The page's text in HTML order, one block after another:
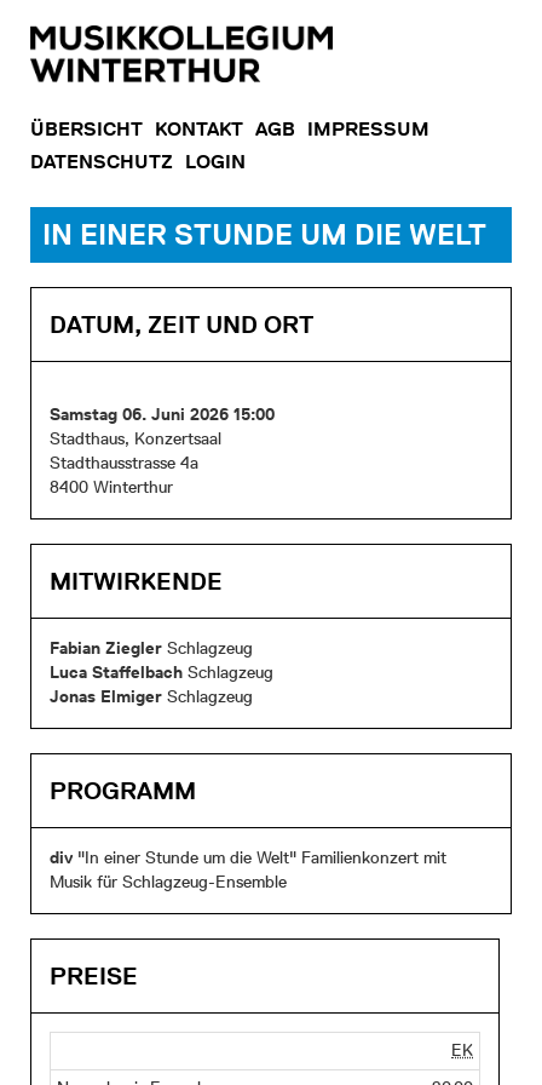
ÜBERSICHT KONTAKT AGB
IMPRESSUM
DATENSCHUTZ LOGIN
IN EINER STUNDE UM DIE WELT
DATUM, ZEIT UND ORT
Samstag 06. Juni 2026 15:00
Stadthaus, Konzertsaal
Stadthausstrasse 4a
8400 Winterthur
PROGRAMM
div "In einer Stunde um die Welt" Familienkonzert mit
Musik für Schlagzeug-Ensemble
MITWIRKENDE
Fabian Ziegler Schlagzeug
Luca Staffelbach Schlagzeug
Jonas Elmiger Schlagzeug
PREISE
EK